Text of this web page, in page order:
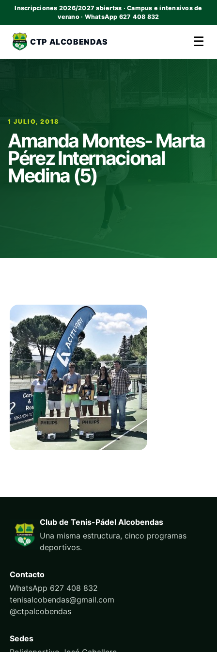
Inscripciones 2026/2027 abiertas · Campus e intensivos de
verano · WhatsApp 627 408 832
CTP ALCOBENDAS ☰
1 JULIO, 2018
Amanda Montes- Marta
Pérez Internacional
Medina (5)
Club de Tenis-Pádel Alcobendas
Una misma estructura, cinco programas
deportivos.
Contacto
WhatsApp 627 408 832
tenisalcobendas@gmail.com
@ctpalcobendas
Sedes